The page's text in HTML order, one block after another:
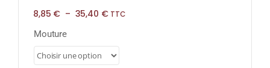
8,85 € – 35,40 €Plage
à
35,40 €
TTC
Mouture